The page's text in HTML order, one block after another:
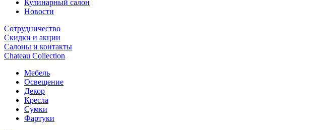
Кулинарный салон
Новости
Сотрудничество
Скидки и акции
Салоны и контакты
Chateau Collection
Мебель
Освещение
Декор
Кресла
Сумки
Фартуки